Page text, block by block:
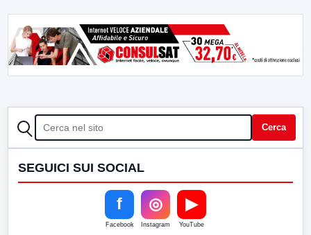
CERCA Cerca
SEGUICI SUI SOCIAL
f
Facebook
◎
Instagram
▶
YouTube